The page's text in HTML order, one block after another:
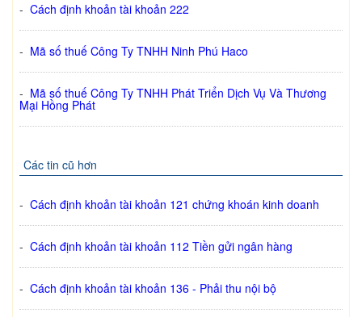
- Cách định khoản tài khoản 222
- Mã số thuế Công Ty TNHH Ninh Phú Haco
- Mã số thuế Công Ty TNHH Phát Triển Dịch Vụ Và Thương
Mại Hồng Phát
Các tin cũ hơn
- Cách định khoản tài khoản 121 chứng khoán kinh doanh
- Cách định khoản tài khoản 112 Tiền gửi ngân hàng
- Cách định khoản tài khoản 136 - Phải thu nội bộ